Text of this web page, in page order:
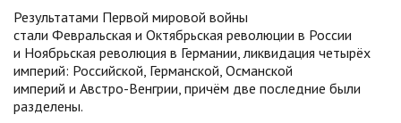
Результатами Первой мировой войны
стали Февральская и Октябрьская революции в России
и Ноябрьская революция в Германии, ликвидация четырёх
империй: Российской, Германской, Османской
империй и Австро-Венгрии, причём две последние были
разделены.